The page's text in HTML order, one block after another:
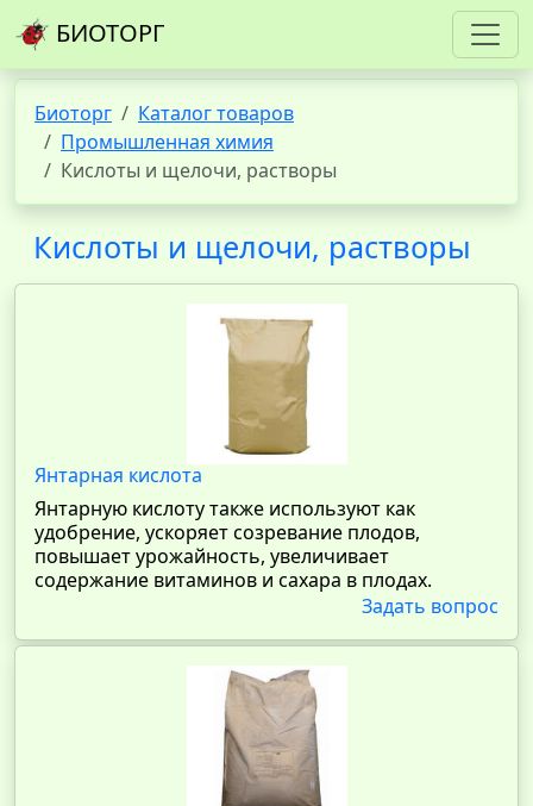
БИОТОРГ
Биоторг
Каталог товаров
Промышленная химия
Кислоты и щелочи, растворы
Кислоты и щелочи, растворы
Янтарная кислота
Янтарную кислоту также используют как
удобрение, ускоряет созревание плодов,
повышает урожайность, увеличивает
содержание витаминов и сахара в плодах.
Задать вопрос